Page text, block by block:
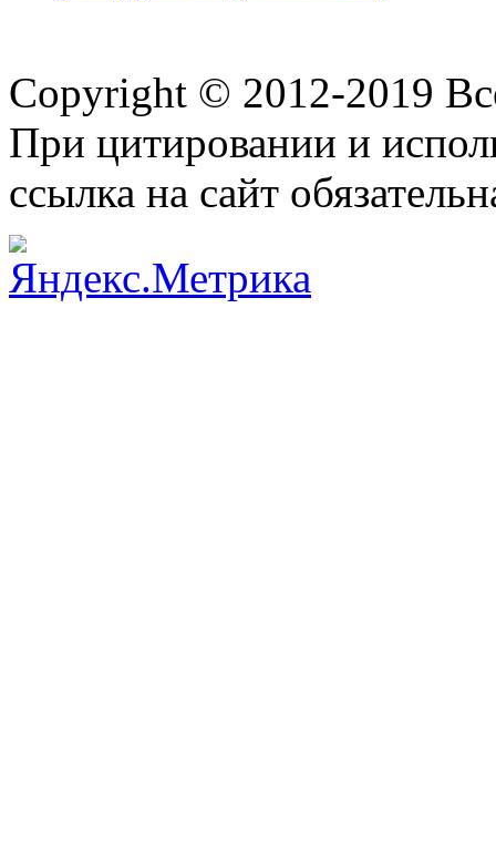
Copyright © 2012-2019
При цитировании и
ссылка на сайт